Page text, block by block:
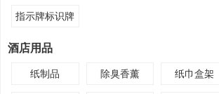
指示牌标识牌
酒店用品
纸制品 除臭香薰 纸巾盒架